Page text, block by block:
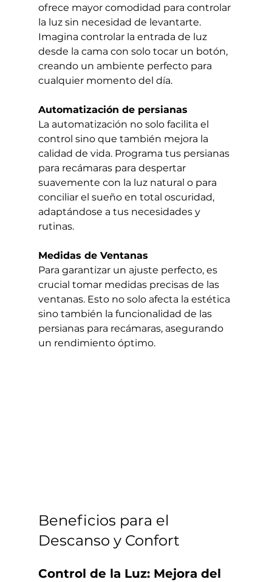
ofrece mayor comodidad para controlar
la luz sin necesidad de levantarte.
Imagina controlar la entrada de luz
desde la cama con solo tocar un botón,
creando un ambiente perfecto para
cualquier momento del día.
Automatización de persianas
La automatización no solo facilita el
control sino que también mejora la
calidad de vida. Programa tus persianas
para recámaras para despertar
suavemente con la luz natural o para
conciliar el sueño en total oscuridad,
adaptándose a tus necesidades y
rutinas.
Medidas de Ventanas
Para garantizar un ajuste perfecto, es
crucial tomar medidas precisas de las
ventanas. Esto no solo afecta la estética
sino también la funcionalidad de las
persianas para recámaras, asegurando
un rendimiento óptimo.
Beneficios para el
Descanso y Confort
Control de la Luz: Mejora del